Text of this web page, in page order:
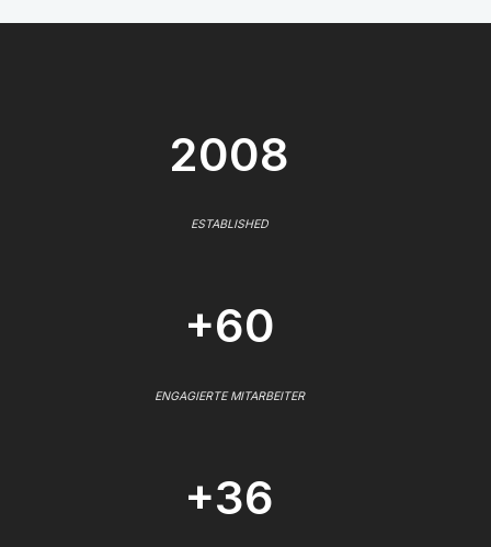
2008
ESTABLISHED
+60
ENGAGIERTE MITARBEITER
+36